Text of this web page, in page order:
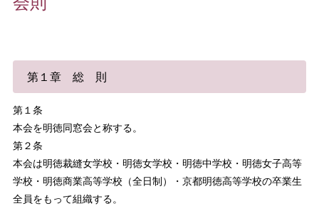
第１章 総 則
第１条
本会を明徳同窓会と称する。
第２条
本会は明徳裁縫女学校・明徳女学校・明徳中学校・明徳女子高等
学校・明徳商業高等学校（全日制）・京都明徳高等学校の卒業生
全員をもって組織する。